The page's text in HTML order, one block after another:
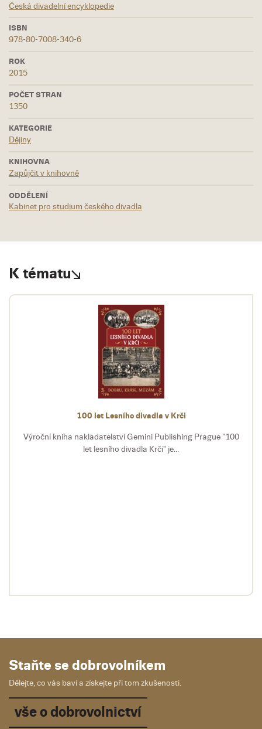
Česká divadelní encyklopedie
ISBN
978-80-7008-340-6
ROK
2015
POČET STRAN
1350
KATEGORIE
Dějiny
KNIHOVNA
Zapůjčit v knihovně
ODDĚLENÍ
Kabinet pro studium českého divadla
K tématu
100 let Lesního divadla v Krči
Výroční kniha nakladatelství Gemini Publishing Prague "100
let lesního divadla Krči" je...
Staňte se dobrovolníkem
Dělejte, co vás baví a získejte při tom zkušenosti.
vše o dobrovolnictví